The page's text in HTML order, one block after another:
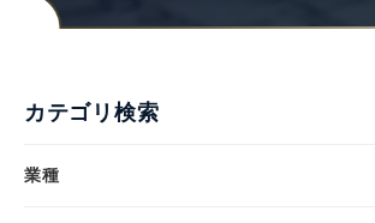
カテゴリ検索
業種